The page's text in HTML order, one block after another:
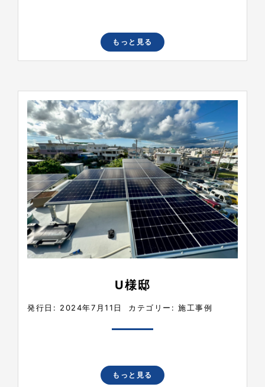
もっと見る
U様邸
発行日: 2024年7月11日 カテゴリー:施工事例
もっと見る